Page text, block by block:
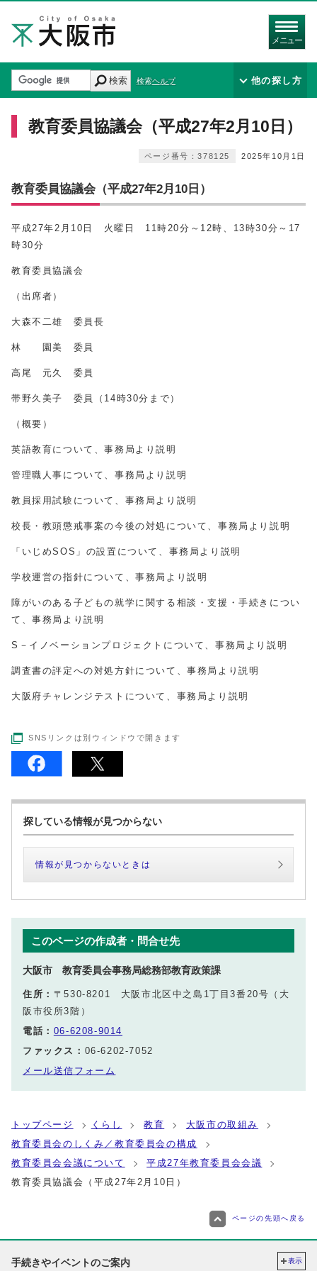
メニュー
検索 検索ヘルプ 他の探し方
教育委員協議会（平成27年2月10日）
2025年10月1日
ページ番号：378125
教育委員協議会（平成27年2月10日）
平成27年2月10日 火曜日 11時20分～12時、13時30分～17
時30分
教育委員協議会
（出席者）
大森不二雄 委員長
林 園美 委員
高尾 元久 委員
帯野久美子 委員（14時30分まで）
（概要）
英語教育について、事務局より説明
管理職人事について、事務局より説明
教員採用試験について、事務局より説明
校長・教頭懲戒事案の今後の対処について、事務局より説明
「いじめSOS」の設置について、事務局より説明
学校運営の指針について、事務局より説明
障がいのある子どもの就学に関する相談・支援・手続きについ
て、事務局より説明
S－イノベーションプロジェクトについて、事務局より説明
調査書の評定への対処方針について、事務局より説明
大阪府チャレンジテストについて、事務局より説明
SNSリンクは別ウィンドウで開きます
探している情報が見つからない
情報が見つからないときは
このページの作成者・問合せ先
大阪市 教育委員会事務局総務部教育政策課
住所： 〒530-8201 大阪市北区中之島1丁目3番20号（大
阪市役所3階）
電話： 06-6208-9014
ファックス： 06-6202-7052
メール送信フォーム
トップページ くらし 教育
大阪市の取組み
教育委員会のしくみ／教育委員会の構成
教育委員会会議について
平成27年教育委員会会議
教育委員協議会（平成27年2月10日）
ページの先頭へ戻る
手続きやイベントのご案内 表示